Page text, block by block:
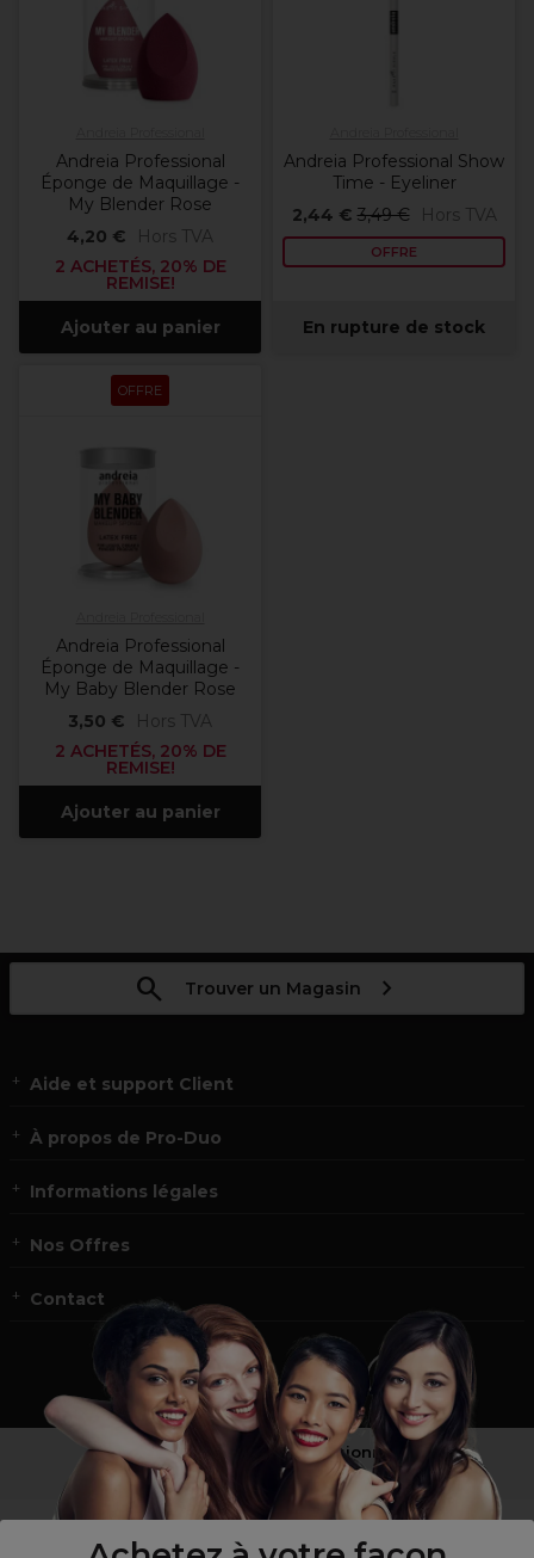
Andreia Professional
Éponge de Maquillage -
My Blender Rose
4,20 €
Hors TVA
2 ACHETÉS, 20% DE
REMISE!
Ajouter au panier
Andreia Professional Show
Time - Eyeliner
2,44 € 3,49 € Hors TVA
OFFRE
En rupture de stock
OFFRE
Andreia Professional
Éponge de Maquillage -
My Baby Blender Rose
3,50 €
Hors TVA
2 ACHETÉS, 20% DE
REMISE!
Ajouter au panier
Trouver un Magasin
Aide et support Client
À propos de Pro-Duo
Informations légales
Nos Offres
Contact
Vous n’êtes pas un professionnel ?
Visitez notre site pourles particuliers !